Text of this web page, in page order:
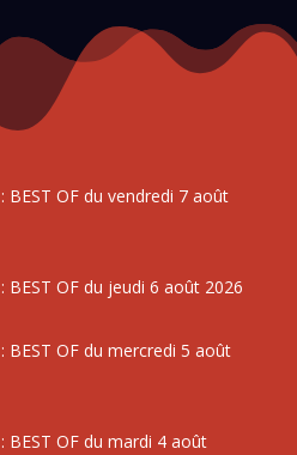
: BEST OF du vendredi 7 août
: BEST OF du jeudi 6 août 2026
: BEST OF du mercredi 5 août
: BEST OF du mardi 4 août